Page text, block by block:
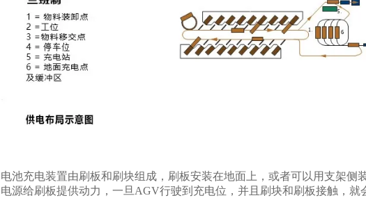
电池充电装置由刷板和刷块组成，刷板安装在地面上，或者可以用支架
电源给刷板提供动力，一旦AGV行驶到充电位，并且刷块和刷板接触，